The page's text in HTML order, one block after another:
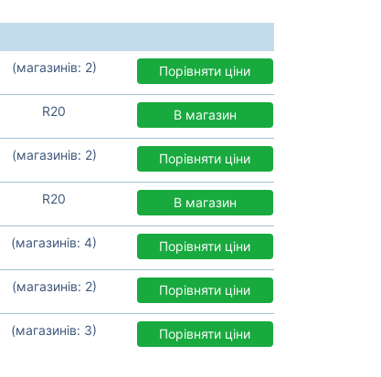
(магазинів: 2) Порівняти ціни
R20 В магазин
(магазинів: 2) Порівняти ціни
R20 В магазин
(магазинів: 4) Порівняти ціни
(магазинів: 2) Порівняти ціни
(магазинів: 3) Порівняти ціни